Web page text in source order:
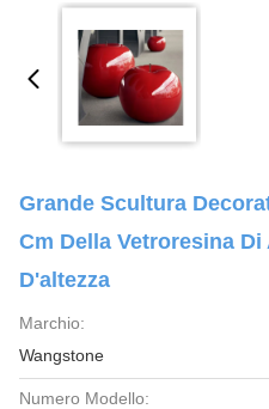
Grande Scultura
Cm Della Vetroresina
D'altezza
Marchio:
Wangstone
Numero Modello: